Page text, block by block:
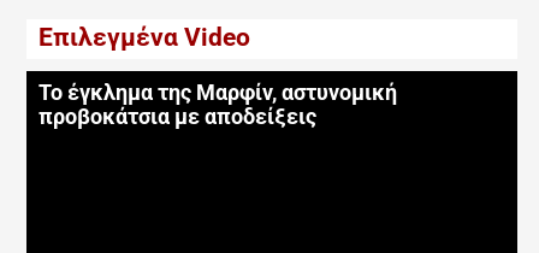
Επιλεγμένα Video
Το έγκλημα της Μαρφίν, αστυνομική
προβοκάτσια με αποδείξεις